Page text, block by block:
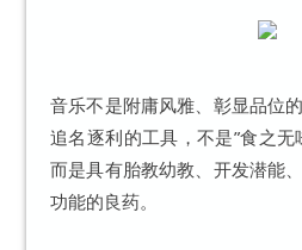
音乐不是附庸风雅、彰显品位
追名逐利的工具，不是”食之无
而是具有胎教幼教、开发潜能
功能的良药。